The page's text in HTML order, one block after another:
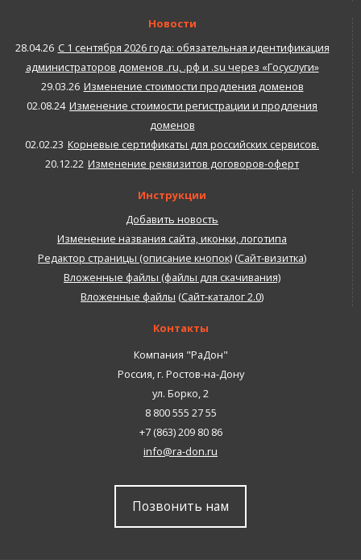
Новости
28.04.26 С 1 сентября 2026 года: обязательная идентификация
администраторов доменов .ru, .рф и .su через «Госуслуги»
29.03.26 Изменение стоимости продления доменов
02.08.24 Изменение стоимости регистрации и продления
доменов
02.02.23 Корневые сертификаты для российских сервисов.
20.12.22 Изменение реквизитов договоров-оферт
Инструкции
Добавить новость
Изменение названия сайта, иконки, логотипа
Редактор страницы (описание кнопок) (Сайт-визитка)
Вложенные файлы (файлы для скачивания)
Вложенные файлы (Сайт-каталог 2.0)
Контакты
Компания "РаДон"
Россия,г. Ростов-на-Дону
ул. Борко, 2
8 800 555 27 55
+7 (863) 209 80 86
info@ra-don.ru
Позвонить нам